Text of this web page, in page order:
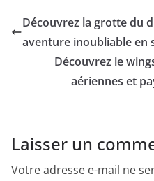
Découvrez la grotte du
aventure inoubliable en
Découvrez le
aériennes et
Laisser un
Votre adresse e-mail ne